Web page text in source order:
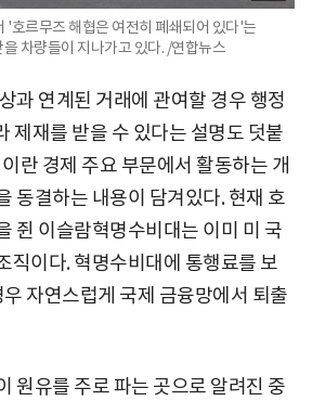
'호르무즈 해협은 여전히 ​​폐쇄되어 있다'는
차량들이 지나가고 있다. /연합뉴스
과 연계된 거래에 관여할 경우 행정
제재를 받을 수 있다는 설명도 덧붙
란 경제 주요 부문에서 활동하는 개
동결하는 내용이 담겨있다. 현재 호
쥔 이슬람혁명수비대는 이미 미 국
직이다. 혁명수비대에 통행료를 보
자연스럽게 국제 금융망에서 퇴출
원유를 주로 파는 곳으로 알려진 중